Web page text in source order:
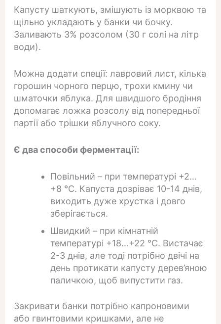
Капусту шаткують, змішують із морквою та
щільно укладають у банки чи бочку.
Заливають 3% розсолом (30 г солі на літр
води).
Можна додати спеції: лавровий лист, кілька
горошин чорного перцю, трохи кмину чи
шматочки яблука. Для швидшого бродіння
допомагає ложка розсолу від попередньої
партії або трішки яблучного соку.
Є два способи ферментації:
Повільний – при температурі +2…
+8 °C. Капуста дозріває 10-14 днів,
виходить дуже хрустка і довго
зберігається.
Швидкий – при кімнатній
температурі +18…+22 °C. Вистачає
2-3 днів, але тоді потрібно двічі на
день протикати капусту дерев’яною
паличкою, щоб випустити газ.
Закривати банки потрібно капроновими
або гвинтовими кришками, але не